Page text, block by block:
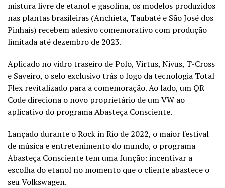
mistura livre de etanol e gasolina, os modelos produzidos
nas plantas brasileiras (Anchieta, Taubaté e São José dos
Pinhais) recebem adesivo comemorativo com produção
limitada até dezembro de 2023.
Aplicado no vidro traseiro de Polo, Virtus, Nivus, T-Cross
e Saveiro, o selo exclusivo trás o logo da tecnologia Total
Flex revitalizado para a comemoração. Ao lado, um QR
Code direciona o novo proprietário de um VW ao
aplicativo do programa Abasteça Consciente.
Lançado durante o Rock in Rio de 2022, o maior festival
de música e entretenimento do mundo, o programa
Abasteça Consciente tem uma função: incentivar a
escolha do etanol no momento que o cliente abastece o
seu Volkswagen.